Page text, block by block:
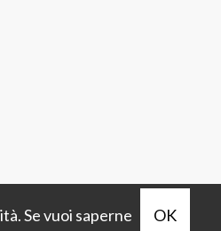
Se vuoi saperne
OK